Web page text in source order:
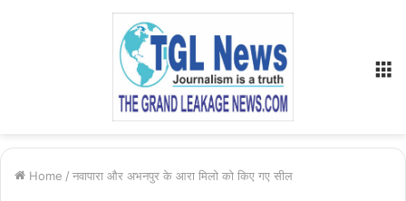
Home / नवापारा और अभनपुर के आरा मिलो को किए गए सील